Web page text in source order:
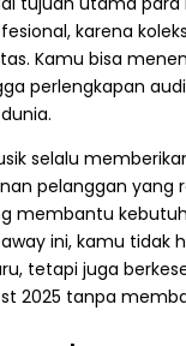
karena
Kamu bisa
perlengkapan
selalu
pelanggan yang
membantu
ini, kamu tidak
tetapi juga
2025 tanpa